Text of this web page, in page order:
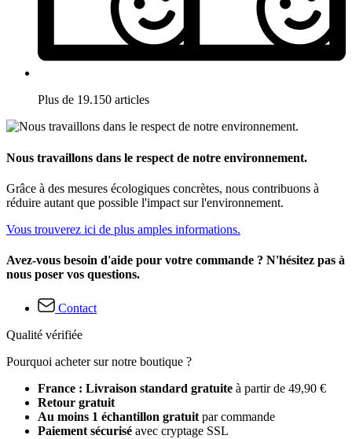
Plus de 19.150 articles
Nous travaillons dans le respect de notre environnement.
Grâce à des mesures écologiques concrètes, nous contribuons à
réduire autant que possible l'impact sur l'environnement.
Vous trouverez ici de plus amples informations.
Avez-vous besoin d'aide pour votre commande ? N'hésitez pas à
nous poser vos questions.
Contact
Qualité vérifiée
Pourquoi acheter sur notre boutique ?
France : Livraison standard gratuite à partir de 49,90 €
Retour gratuit
Au moins 1 échantillon gratuit par commande
Paiement sécurisé avec cryptage SSL